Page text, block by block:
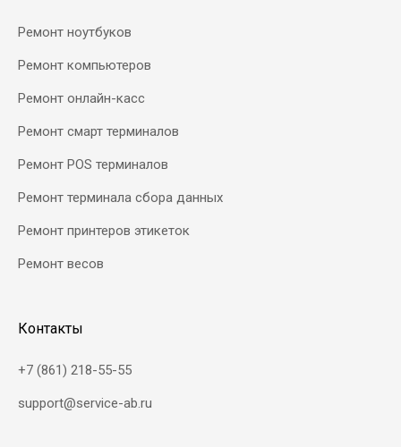
Ремонт ноутбуков
Ремонт компьютеров
Ремонт онлайн-касс
Ремонт смарт терминалов
Ремонт POS терминалов
Ремонт терминала сбора данных
Ремонт принтеров этикеток
Ремонт весов
Контакты
+7 (861) 218-55-55
support@service-ab.ru